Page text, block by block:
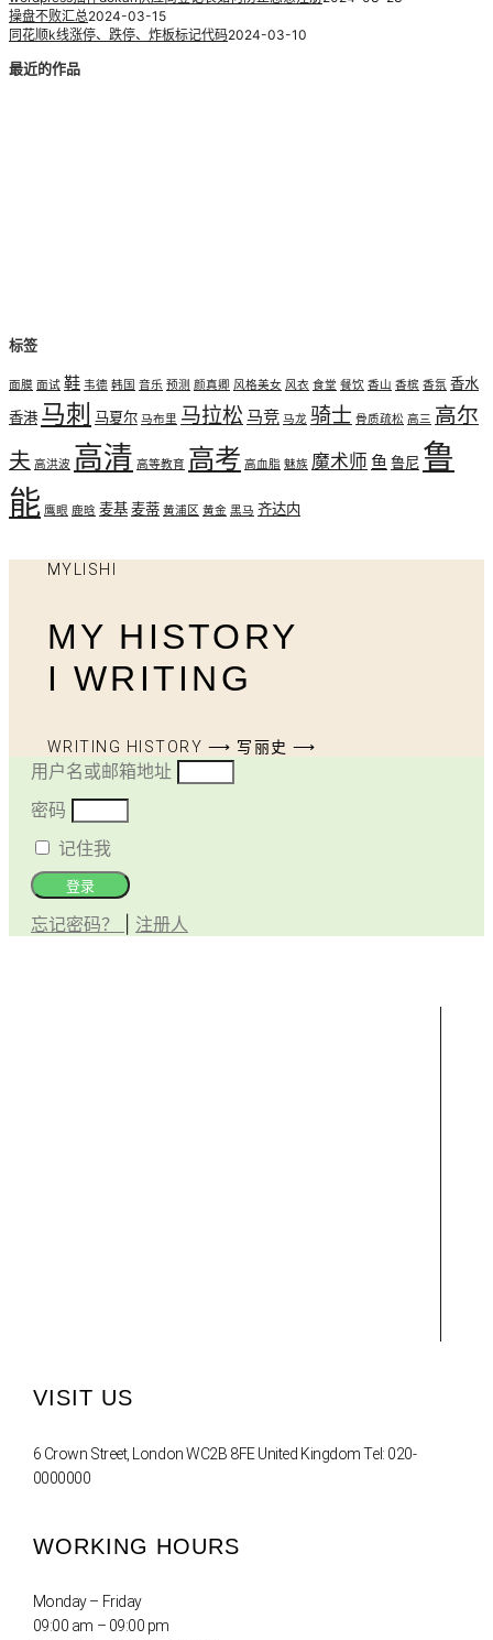
操盘不败汇总2024-03-15
同花顺k线涨停、跌停、炸板标记代码2024-03-10
最近的作品
标签
面膜 面试 鞋 韦德 韩国 音乐 预测 颜真卿 风格美女 风衣 食堂 餐饮 香山 香槟 香氛 香水
香港 马刺 马夏尔 马布里 马拉松 马竞 马龙 骑士 骨质疏松 高三 高尔
夫 高洪波 高清 高等教育 高考 高血脂 魅族 魔术师 鱼 鲁尼 鲁
能 鹰眼 鹿晗 麦基麦蒂 黄浦区 黄金 黑马 齐达内
MYLISHI
MY HISTORY
I WRITING
WRITING HISTORY ⟶ 写丽史 ⟶
用户名或邮箱地址
密码
记住我
登录
忘记密码？ 注册人
VISIT US
6 Crown Street, London WC2B 8FE United Kingdom Tel: 020-
0000000
WORKING HOURS
Monday – Friday
09:00 am – 09:00 pm